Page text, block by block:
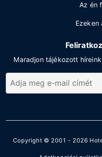
Az én
Ezeken
Maradjon tájékozott
Copyright © 2001 - 2026